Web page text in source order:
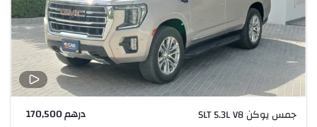
جمس يوكن SLT 5.3L V8 درهم 170,500